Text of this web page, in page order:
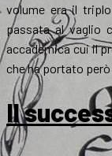
volume era il
passata al vaglio
accademica cui il
che ha portato
Il